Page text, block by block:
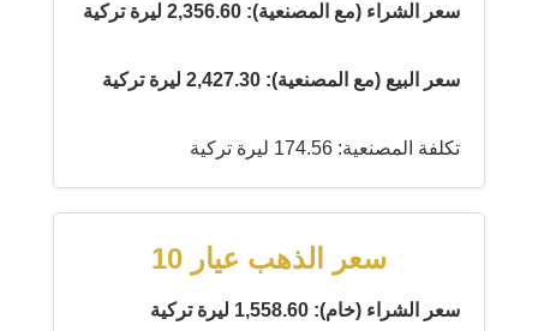
سعر الشراء (مع المصنعية): 2,356.60 ليرة تركية
سعر البيع (مع المصنعية): 2,427.30 ليرة تركية
تكلفة المصنعية: 174.56 ليرة تركية
سعر الذهب عيار 10
سعر الشراء (خام): 1,558.60 ليرة تركية